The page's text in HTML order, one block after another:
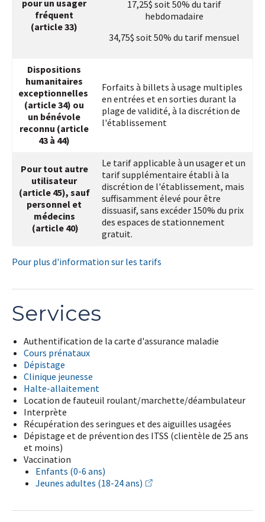
pour un usager
fréquent
(article 33)
17,25$ soit 50% du tarif
hebdomadaire
34,75$ soit 50% du tarif mensuel
Dispositions
humanitaires
exceptionnelles
(article 34) ou
un bénévole
reconnu (article
43 à 44)
Forfaits à billets à usage multiples
en entrées et en sorties durant la
plage de validité, à la discrétion de
l'établissement
Pour tout autre
utilisateur
(article 45), sauf
personnel et
médecins
(article 40)
Le tarif applicable à un usager et un
tarif supplémentaire établi à la
discrétion de l'établissement, mais
suffisamment élevé pour être
dissuasif, sans excéder 150% du prix
des espaces de stationnement
gratuit.
Pour plus d'information sur les tarifs
Services
Authentification de la carte d'assurance maladie
Cours prénataux
Dépistage
Clinique jeunesse
Halte-allaitement
Location de fauteuil roulant/marchette/déambulateur
Interprète
Récupération des seringues et des aiguilles usagées
Dépistage et de prévention des ITSS (clientèle de 25 ans
et moins)
Vaccination
Enfants (0-6 ans)
Jeunes adultes (18-24 ans)
Prénom*
Groupe*
Je m'abonne!